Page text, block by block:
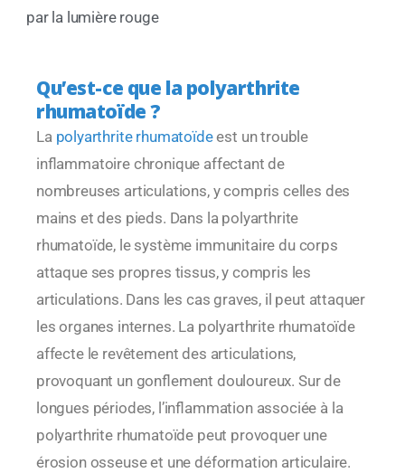
par la lumière rouge
Qu’est-ce que la polyarthrite
rhumatoïde ?
La polyarthrite rhumatoïdeest un trouble
inflammatoire chronique affectant de
nombreuses articulations, y compris celles des
mains et des pieds. Dans la polyarthrite
rhumatoïde, le système immunitaire du corps
attaque ses propres tissus, y compris les
articulations. Dans les cas graves, il peut attaquer
les organes internes. La polyarthrite rhumatoïde
affecte le revêtement des articulations,
provoquant un gonflement douloureux. Sur de
longues périodes, l’inflammation associée à la
polyarthrite rhumatoïde peut provoquer une
érosion osseuse et une déformation articulaire.